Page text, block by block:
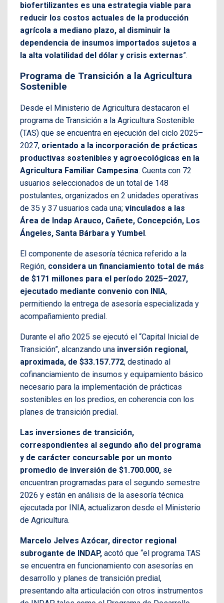
biofertilizantes es una estrategia viable para
reducir los costos actuales de la producción
agrícola a mediano plazo, al disminuir la
dependencia de insumos importados sujetos a
la alta volatilidad del dólar y crisis externas”.
Programa de Transición a la Agricultura
Sostenible
Desde el Ministerio de Agricultura destacaron el
programa de Transición a la Agricultura Sostenible
(TAS) que se encuentra en ejecución del ciclo 2025–
2027, orientado a la incorporación de prácticas
productivas sostenibles y agroecológicas en la
Agricultura Familiar Campesina. Cuenta con 72
usuarios seleccionados de un total de 148
postulantes, organizados en 2 unidades operativas
de 35 y 37 usuarios cada una; vinculados a las
Área de Indap Arauco, Cañete, Concepción, Los
Ángeles, Santa Bárbara y Yumbel.
El componente de asesoría técnica referido a la
Región, considera un financiamiento total de más
de $171 millones para el período 2025–2027,
ejecutado mediante convenio con INIA,
permitiendo la entrega de asesoría especializada y
acompañamiento predial.
Durante el año 2025 se ejecutó el “Capital Inicial de
Transición”, alcanzando una inversión regional,
aproximada, de $33.157.772, destinado al
cofinanciamiento de insumos y equipamiento básico
necesario para la implementación de prácticas
sostenibles en los predios, en coherencia con los
planes de transición predial.
Las inversiones de transición,
correspondientes al segundo año del programa
y de carácter concursable por un monto
promedio de inversión de $1.700.000, se
encuentran programadas para el segundo semestre
2026 y están en análisis de la asesoría técnica
ejecutada por INIA, actualizaron desde el Ministerio
de Agricultura.
Marcelo Jelves Azócar, director regional
subrogante de INDAP, acotó que “el programa TAS
se encuentra en funcionamiento con asesorías en
desarrollo y planes de transición predial,
presentando alta articulación con otros instrumentos